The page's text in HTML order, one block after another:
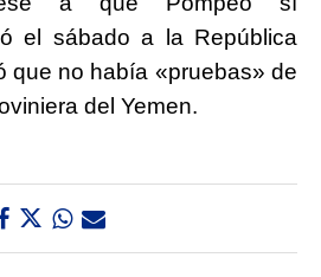
el sábado a la República
que no había «pruebas» de
del Yemen.